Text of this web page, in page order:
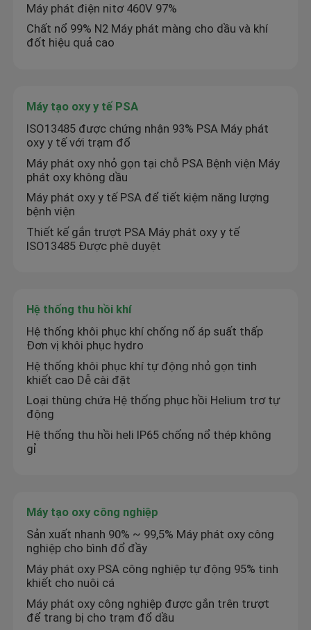
Máy phát điện nitơ 460V 97%
Chất nổ 99% N2 Máy phát màng cho dầu và khí
đốt hiệu quả cao
Máy tạo oxy y tế PSA
ISO13485 được chứng nhận 93% PSA Máy phát
oxy y tế với trạm đổ
Máy phát oxy nhỏ gọn tại chỗ PSA Bệnh viện Máy
phát oxy không dầu
Máy phát oxy y tế PSA để tiết kiệm năng lượng
bệnh viện
Thiết kế gắn trượt PSA Máy phát oxy y tế
ISO13485 Được phê duyệt
Hệ thống thu hồi khí
Hệ thống khôi phục khí chống nổ áp suất thấp
Đơn vị khôi phục hydro
Hệ thống khôi phục khí tự động nhỏ gọn tinh
khiết cao Dễ cài đặt
Loại thùng chứa Hệ thống phục hồi Helium trơ tự
động
Hệ thống thu hồi heli IP65 chống nổ thép không
gỉ
Máy tạo oxy công nghiệp
Sản xuất nhanh 90% ~ 99,5% Máy phát oxy công
nghiệp cho bình đổ đầy
Máy phát oxy PSA công nghiệp tự động 95% tinh
khiết cho nuôi cá
Máy phát oxy công nghiệp được gắn trên trượt
để trang bị cho trạm đổ dầu